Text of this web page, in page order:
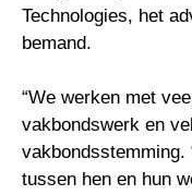
Technologies, het
bemand.
“We werken met
vakbondswerk en
tussen hen en hun